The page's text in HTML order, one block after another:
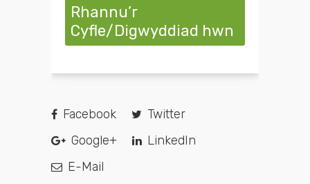
Rhannu’r
Cyfle/Digwyddiad hwn
Facebook
Twitter
Google+
LinkedIn
E-Mail